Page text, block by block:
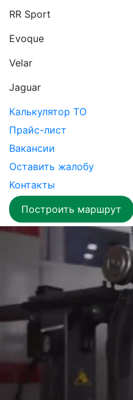
RR Sport
Evoque
Velar
Jaguar
Калькулятор ТО
Прайс-лист
Вакансии
Оставить жалобу
Контакты
Построить маршрут